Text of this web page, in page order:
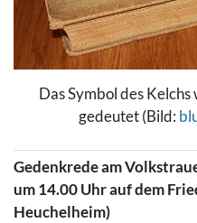
Das Symbol des
gedeutet (Bild:
Gedenkrede am
um 14.00 Uhr auf dem
Heuchelheim)